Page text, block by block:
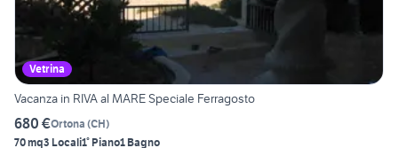
Vetrina
Vacanza in RIVA al MARE Speciale Ferragosto
680 €Ortona (CH)
70 mq3 Locali1° Piano1 Bagno